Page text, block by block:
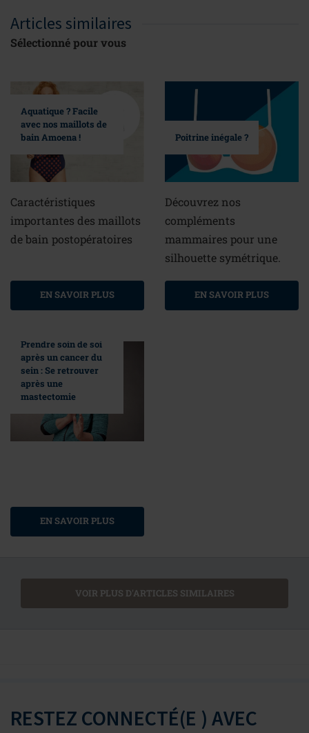
Articles similaires
Sélectionné pour vous
Aquatique ? Facile
avec nos maillots de
bain Amoena !
Caractéristiques
importantes des maillots
de bain postopératoires
EN SAVOIR PLUS
Poitrine inégale ?
Découvrez nos
compléments
mammaires pour une
silhouette symétrique.
EN SAVOIR PLUS
Prendre soin de soi
après un cancer du
sein : Se retrouver
après une
mastectomie
EN SAVOIR PLUS
VOIR PLUS D'ARTICLES SIMILAIRES
RESTEZ CONNECTÉ(E ) AVEC